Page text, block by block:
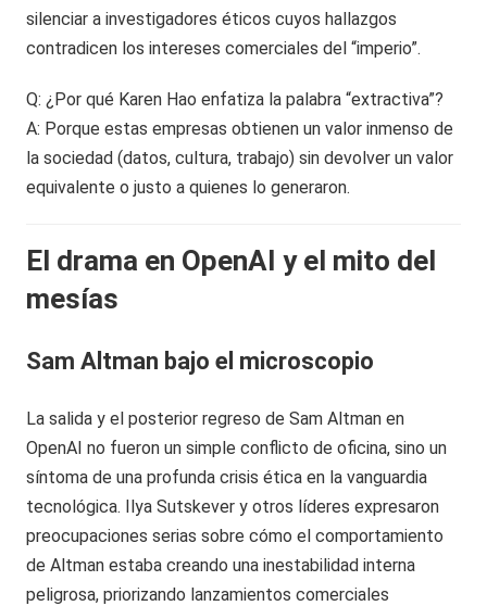
silenciar a investigadores éticos cuyos hallazgos
contradicen los intereses comerciales del “imperio”.
Q: ¿Por qué Karen Hao enfatiza la palabra “extractiva”?
A: Porque estas empresas obtienen un valor inmenso de
la sociedad (datos, cultura, trabajo) sin devolver un valor
equivalente o justo a quienes lo generaron.
El drama en OpenAI y el mito del
mesías
Sam Altman bajo el microscopio
La salida y el posterior regreso de Sam Altman en
OpenAI no fueron un simple conflicto de oficina, sino un
síntoma de una profunda crisis ética en la vanguardia
tecnológica. Ilya Sutskever y otros líderes expresaron
preocupaciones serias sobre cómo el comportamiento
de Altman estaba creando una inestabilidad interna
peligrosa, priorizando lanzamientos comerciales